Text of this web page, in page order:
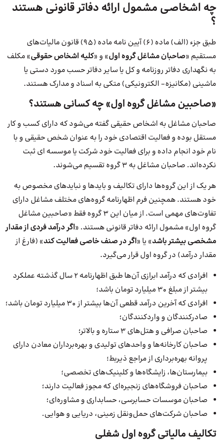
چه اشخاصی مشمول ارائه دفاتر قانونی هستند
؟
طبق جزء (الف) ماده (۶) آیین نامه ماده (۹۵) قانون مالیات‌های
مستقیم «صاحبان مشاغل گروه اول» و «کلیه اشخاص حقوقی» مکلف
به نگهداری دفاتر روزنامه و کل یا سایر دفاتر حسب مورد دستی یا
ماشینی (مکانیزه- الکترونیکی) متکی به اسناد و مدارک هستند.
«صاحبین مشاغل گروه اول» چه کسانی هستند؟
صاحبان مشاغل به اشخاص حقیقی گفته می‌شود که دارای کسب و کار
مستقل بوده و فعالیت اقتصادی خود را به عنوان شخص حقیقی و با
نام خود انجام داده و برای فعالیت خود شرکت یا موسسه ای ثبت
نکرده‌اند. صاحبان مشاغل به ۳ گروه تقسیم می‌شوند.
هر یک از این گروه‌ها دارای تکالیف و بایدها و نبایدهای مخصوص به
خود هستند. همچنین فرم اظهارنامه گروه‌های مختلف مشاغل دارای
تفاوت‌های مهمی است. از میان این ۳ گروه فقط «صاحبین مشاغل
گروه اول» مشمول ارائه دفاتر قانونی هستند. «اگر درآمد فردی از مقدار
مشخصی بیشتر باشد» یا «اگر در صنف خاصی فعالیت کند» (فارغ از
مقدار درآمد) در گروه اول قرار می‌گیرد.
افرادی که درآمد ابرازی آن‌ها طبق اظهارنامه 2 سال گذشته عملکرد
بیشتر از مبلغ 30 میلیارد تومان باشد؛
افرادی که آخرین درآمد قطعی آن‌ها بیشتر از 30 میلیارد تومان باشد؛
صادرکنندگان و واردکنندگان؛
صاحبان صرافی و هتل‌های 3 ستاره و بالاتر؛
صاحبان کارخانه‌ها و واحدهای تولیدی و بهره‌برداران معادن دارای
پروانه بهره‌برداری از مراجع ذیربط؛
بیمارستان‌ها، زایشگاه‌ها و کلینیک‌های تخصصی؛
صاحبان فروشگاه‌های زنجیره‌ای که مجوز فعالیت دارند؛
صاحبان موسسات حسابرسی، حسابداری و مشاوره‌ای؛
صاحبان شرکت‌های حمل‌و‌نقل زمینی، دریایی و هوایی.
تکالیف مالیاتی گروه اول شغلی